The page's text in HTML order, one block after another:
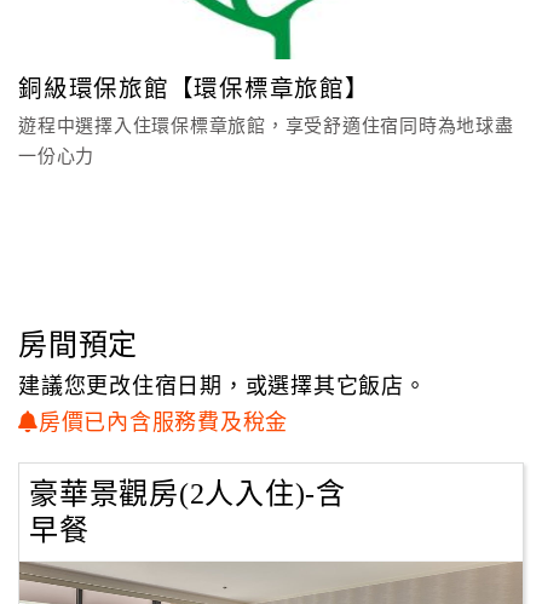
顧
滿
意
管
員
帳
戶
4.車體辨識：本飯店接駁車外觀標示【十分幸福趣淘漫旅】
銅級環保旅館【環保標章旅館】
遊程中選擇入住環保標章旅館，享受舒適住宿同時為地球盡
一份心力
房間預定
建議您更改住宿日期，或選擇其它飯店。
房價已內含服務費及稅金
豪華景觀房(2人入住)-含
早餐